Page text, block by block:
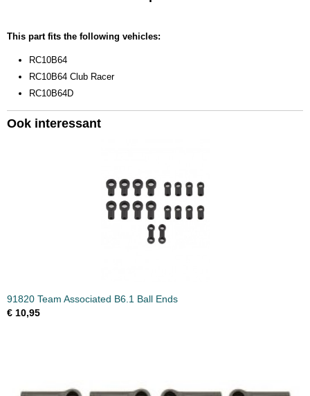
92072
0,10 Kg
This part fits the following vehicles:
RC10B64
RC10B64 Club Racer
RC10B64D
Ook interessant
91820 Team Associated B6.1 Ball Ends
€ 10,95